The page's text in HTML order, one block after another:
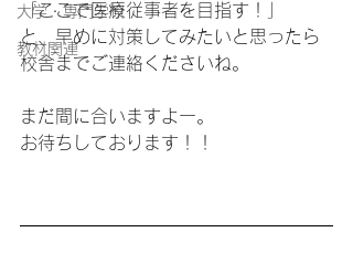
大学・専門学校
教材関連
「ここで医療従事者を目指す！」
と、早めに対策してみたいと思ったら
校舎までご連絡くださいね。
まだ間に合いますよー。
お待ちしております！！